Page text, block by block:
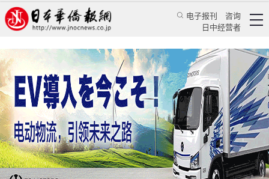
电子报刊
咨询
日中经营者
驻新潟总领馆为日本青年访华团举行欢送会
华人新闻 使领馆新闻
中国驻新潟总领事馆 2016/11/1 20:05:22